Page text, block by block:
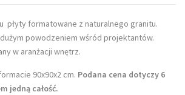
płyty formatowane z naturalnego granitu.
powodzeniem wśród projektantów.
w aranżacji wnętrz.
90x90x2 cm. Podana cena dotyczy 6
jedną całość.